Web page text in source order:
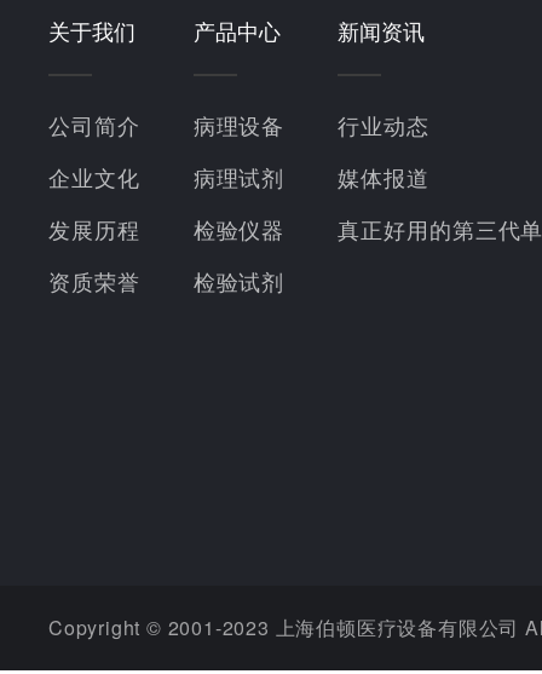
关于我们
公司简介
企业文化
发展历程
资质荣誉
产品中心
病理设备
病理试剂
检验仪器
检验试剂
新闻资讯
行业动态
媒体报道
真正好用的第三代
Copyright © 2001-2023 上海伯顿医疗设备有限公